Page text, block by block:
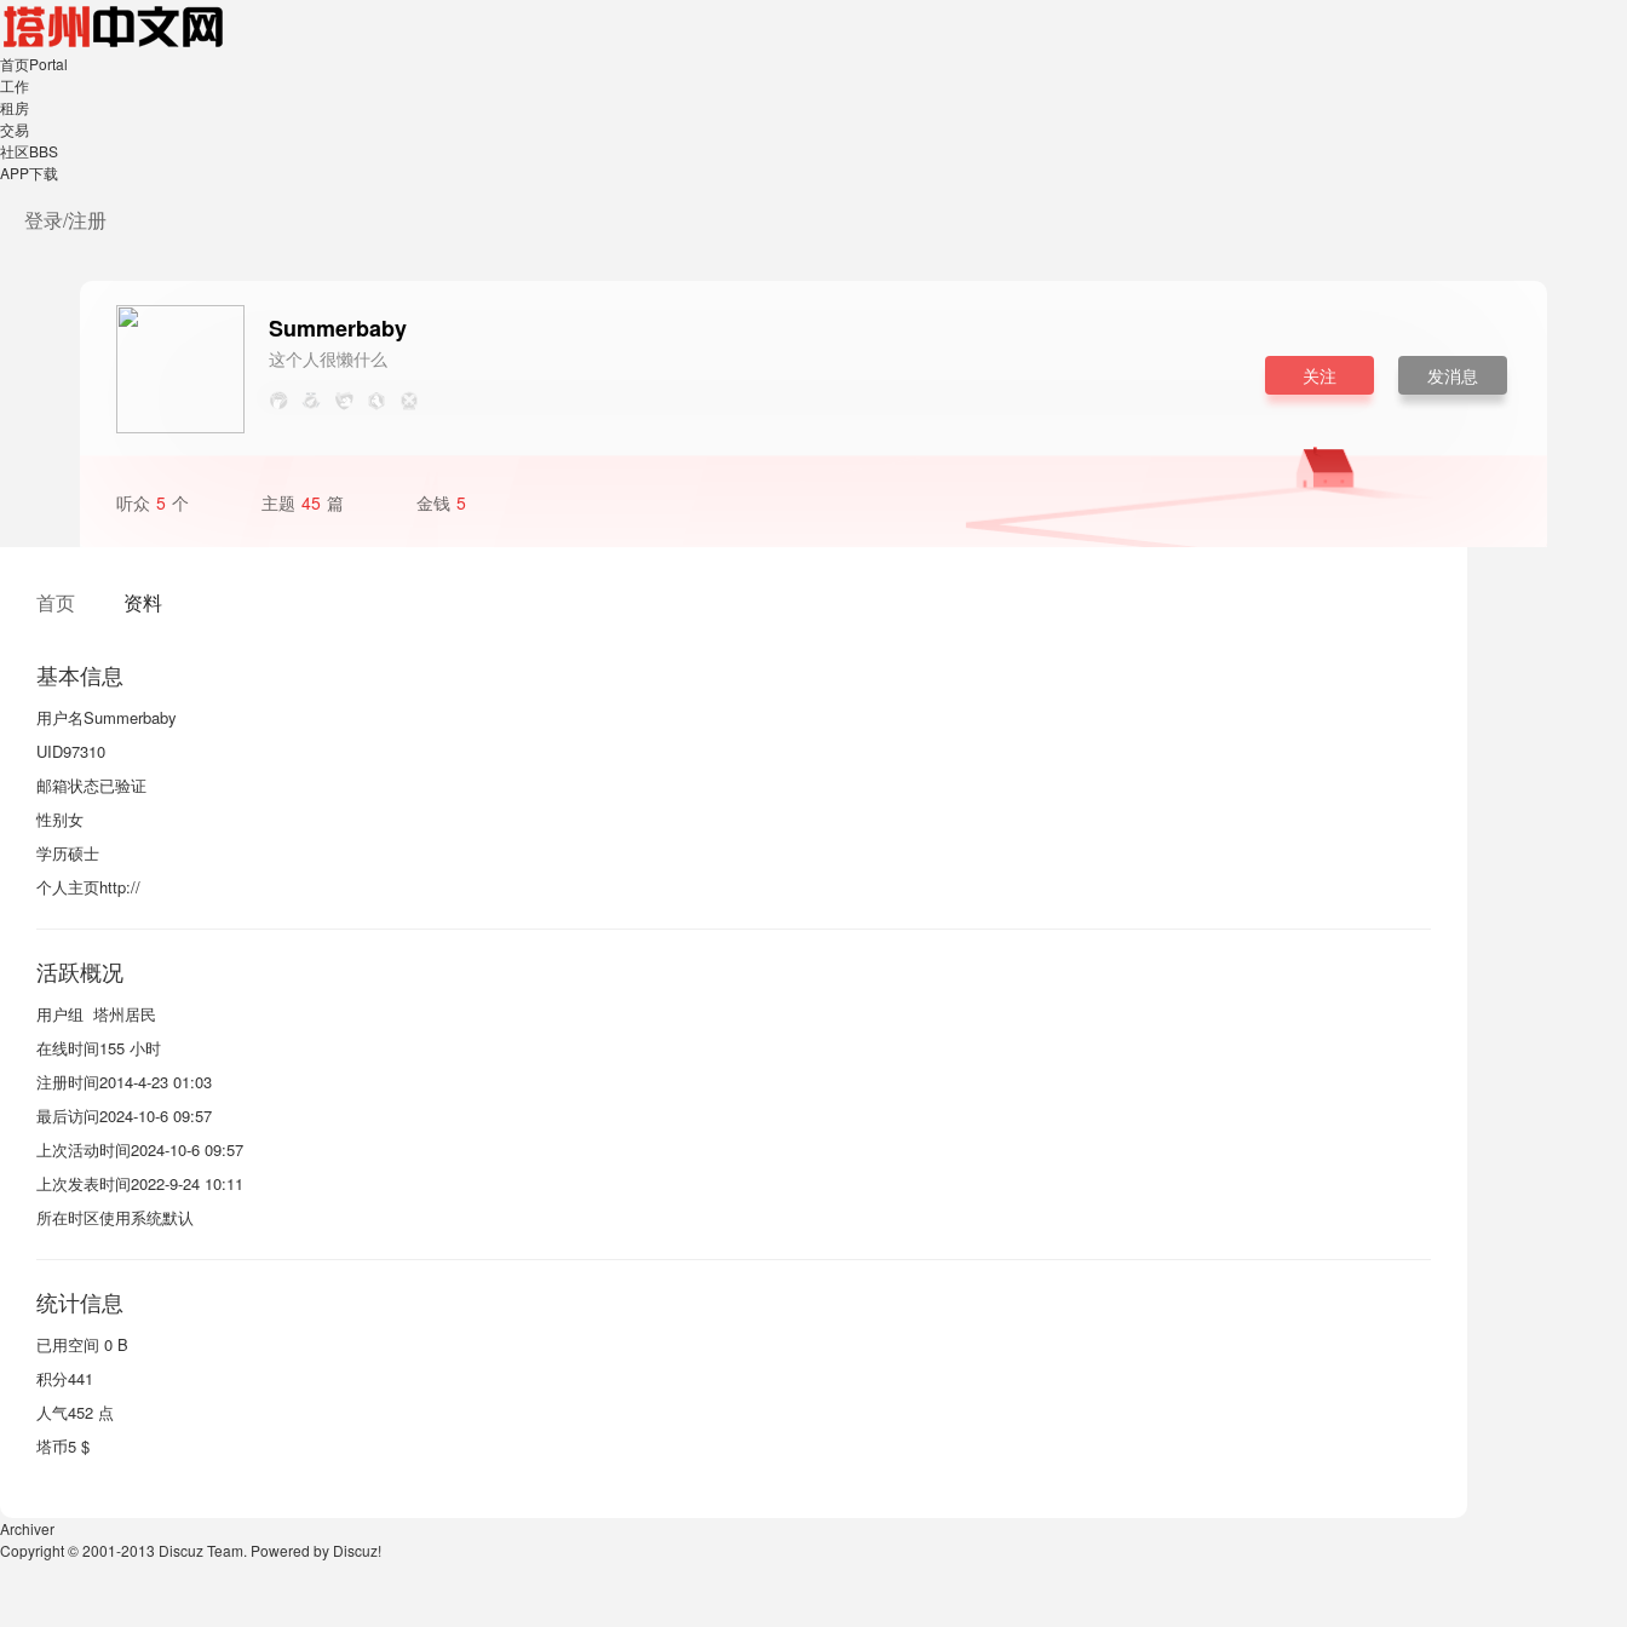
首页Portal
工作
租房
交易
社区BBS
APP下载
登录/注册
Summerbaby
这个人很懒什么
关注 发消息
听众 5 个 主题 45 篇 金钱 5
首页 资料
基本信息
用户名Summerbaby
UID97310
邮箱状态已验证
性别女
学历硕士
个人主页http://
活跃概况
用户组 塔州居民
在线时间155 小时
注册时间2014-4-23 01:03
最后访问2024-10-6 09:57
上次活动时间2024-10-6 09:57
上次发表时间2022-9-24 10:11
所在时区使用系统默认
统计信息
已用空间 0 B
积分441
人气452 点
塔币5 $
Archiver
Copyright © 2001-2013 Discuz Team. Powered by Discuz!